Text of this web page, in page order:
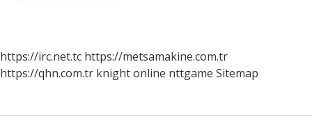
https://irc.net.tc https://metsamakine.com.tr
https://qhn.com.tr knight online nttgame Sitemap